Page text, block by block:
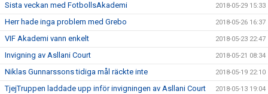
Sista veckan med FotbollsAkademi 2018-05-29 15:33
Herr hade inga problem med Grebo 2018-05-26 16:37
VIF Akademi vann enkelt 2018-05-23 22:47
Invigning av Asllani Court 2018-05-21 08:34
Niklas Gunnarssons tidiga mål räckte inte 2018-05-19 22:10
TjejTruppen laddade upp inför invigningen av Asllani Court 2018-05-13 19:04